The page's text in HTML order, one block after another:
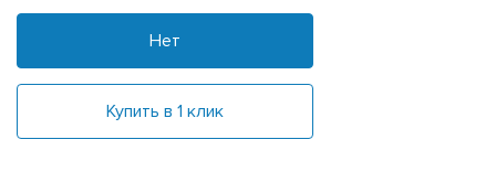
Нет
Купить в 1 клик